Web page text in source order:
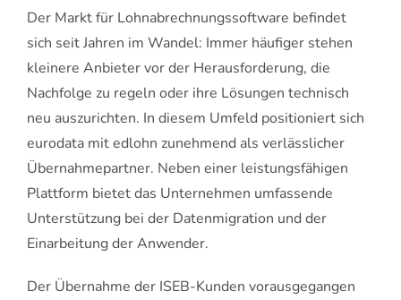
Der Markt für Lohnabrechnungssoftware befindet
sich seit Jahren im Wandel: Immer häufiger stehen
kleinere Anbieter vor der Herausforderung, die
Nachfolge zu regeln oder ihre Lösungen technisch
neu auszurichten. In diesem Umfeld positioniert sich
eurodata mit edlohn zunehmend als verlässlicher
Übernahmepartner. Neben einer leistungsfähigen
Plattform bietet das Unternehmen umfassende
Unterstützung bei der Datenmigration und der
Einarbeitung der Anwender.
Der Übernahme der ISEB-Kunden vorausgegangen